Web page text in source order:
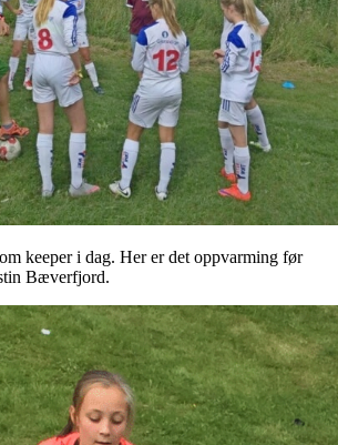
keeper i dag. Her er det oppvarming før
Bæverfjord.